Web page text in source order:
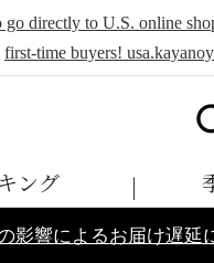
go directly to U.S. online
first-time buyers!
ング
影響によるお届け遅延